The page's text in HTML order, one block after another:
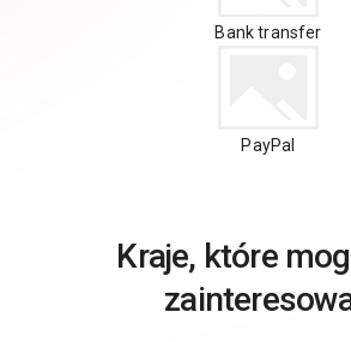
Bank transfer
PayPal
Kraje, które